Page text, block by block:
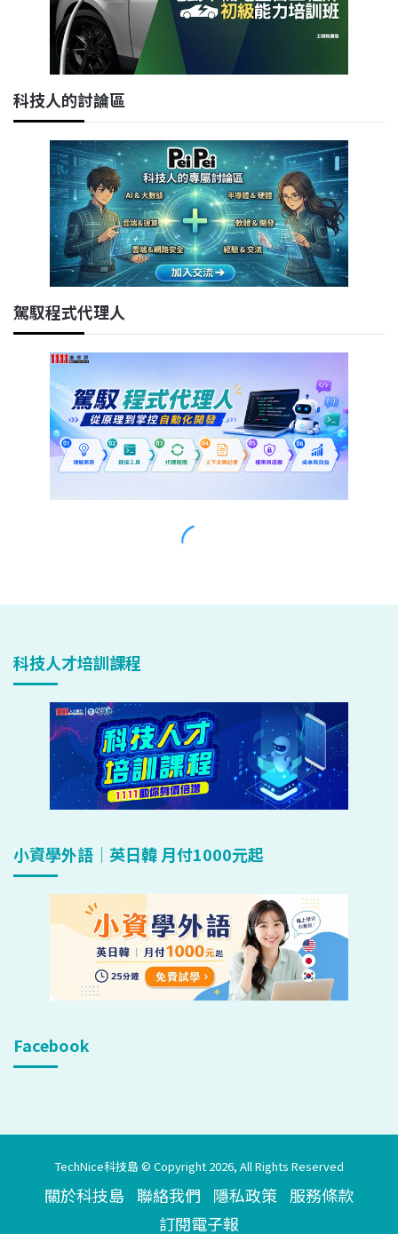
科技人才培訓課程
小資學外語｜英日韓 月付1000元起
Facebook
TechNice科技島 © Copyright 2026, All Rights Reserved
關於科技島 聯絡我們 隱私政策 服務條款
訂閱電子報